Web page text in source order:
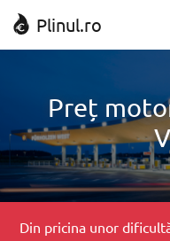
Plinul.ro
Preț
Din pricina unor